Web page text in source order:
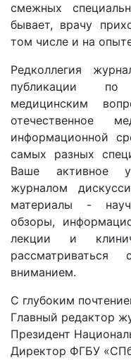
смежных
бывает, врачу
том числе и на
Редколлегия
публикации по
медицинским
отечественное
информационной
самых разных
Ваше активное
журналом
материалы -
обзоры,
лекции и
вниманием.
С глубоким
Главный редактор
Президент
Директор ФГБУ